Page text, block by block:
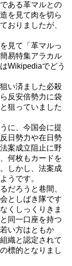
ある革マルとの
を見て肉を切ら
おりましたが、
見て「革マルっ
易特集アラカル
Wikipediaでどう
い済ました必殺
反安倍勢力に袋
狙っていました
に、今国会に提
日勢力や在日勢
案成立阻止に野
何枚もカードを
しかし、法案成
うです。
だろうと巷間、
としばき隊です
くしっくりきま
同一口座を持つ
い方はともか
織と認定されて
標的となりまし